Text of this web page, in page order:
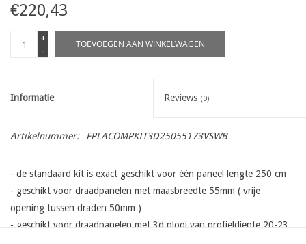
€220,43
+
-
TOEVOEGEN AAN WINKELWAGEN
Informatie Reviews (0)
Artikelnummer: FPLACOMPKIT3D25055173VSWB
- de standaard kit is exact geschikt voor één paneel lengte 250 cm
- geschikt voor draadpanelen met maasbreedte 55mm ( vrije
opening tussen draden 50mm )
- geschikt voor draadpanelen met 3d plooi van profieldiepte 20-23